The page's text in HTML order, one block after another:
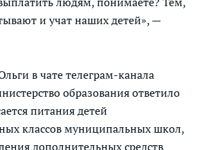
и учат наших детей», —
в чате телеграм-канала
образования ответило
питания детей
классов муниципальных школ,
дополнительных средств